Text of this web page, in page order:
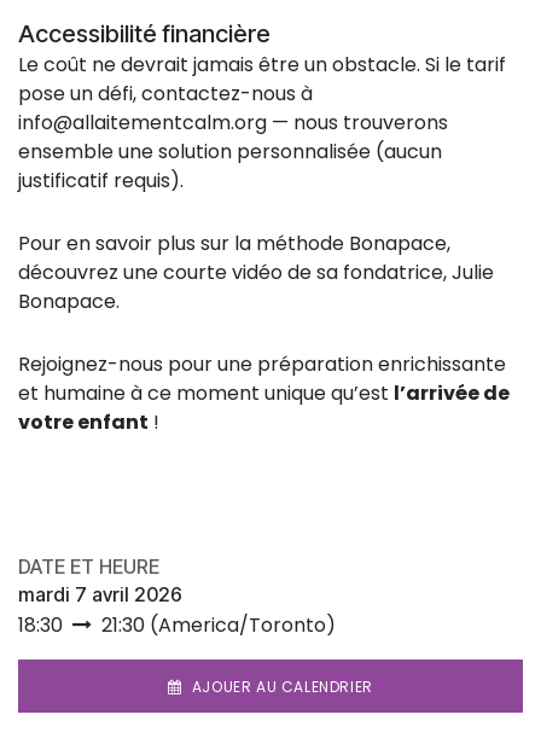
Accessibilité financière
Le coût ne devrait jamais être un obstacle. Si le tarif
pose un défi, contactez-nous à
info@allaitementcalm.org — nous trouverons
ensemble une solution personnalisée (aucun
justificatif requis).
Pour en savoir plus sur la méthode Bonapace,
découvrez une courte vidéo de sa fondatrice, Julie
Bonapace.
Rejoignez-nous pour une préparation enrichissante
et humaine à ce moment unique qu’est l’arrivée de
votre enfant !
DATE ET HEURE
mardi 7 avril 2026
18:30 21:30 (America/Toronto)
AJOUER AU CALENDRIER